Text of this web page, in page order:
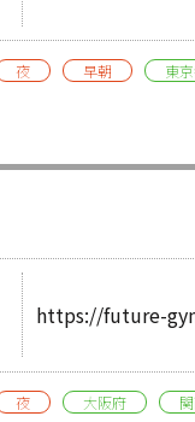
夜 早朝 東
https://future-
夜 大阪府